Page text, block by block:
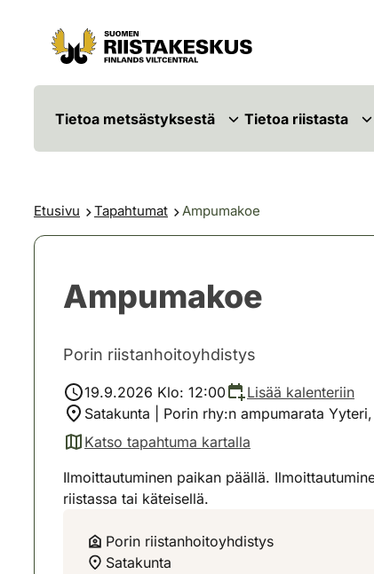
Siirry sisältöön
Siirry sivustokarttaan
Tietoa metsästyksestä Tietoa riistasta
Etusivu Tapahtumat Ampumakoe
Ampumakoe
Porin riistanhoitoyhdistys
19.9.2026 Klo: 12:00
Lisää kalenteriin
Satakunta | Porin rhy:n ampumarata
Katso tapahtuma kartalla
(avautuu uuteen välilehteen)
Ilmoittautuminen paikan päällä.
riistassa tai käteisellä.
Porin riistanhoitoyhdistys
Satakunta